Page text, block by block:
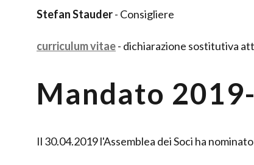
Stefan Stauder- Consigliere
curriculum vitae- dichiarazione sostitutiva
Mandato
Il 30.04.2019 l'Assemblea dei Soci ha